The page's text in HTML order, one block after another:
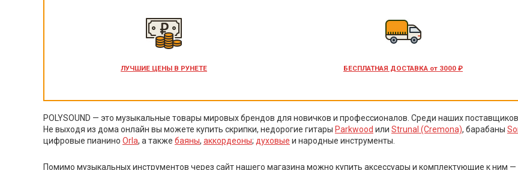
ЛУЧШИЕ ЦЕНЫ В РУНЕТЕ БЕСПЛАТНАЯ ДОСТАВКА от 3000 ₽
POLYSOUND — это музыкальные товары мировых брендов для новичков и профессионалов. Среди наших
Не выходя из дома онлайн вы можете купить скрипки, недорогие гитары Parkwood или Strunal (Cremona), барабаны
цифровые пианино Orla, а также баяны, аккордеоны; духовые и народные инструменты.
Помимо музыкальных инструментов через сайт нашего магазина можно купить аксессуары и комплектующие к ним